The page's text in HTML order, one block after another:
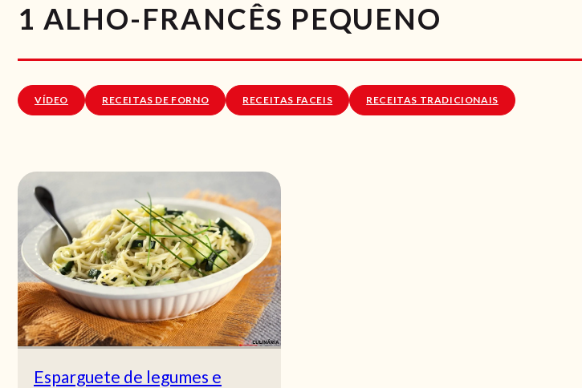
1 ALHO-FRANCÊS PEQUENO
VÍDEO RECEITAS DE FORNO RECEITAS FACEIS RECEITAS TRADICIONAIS
Esparguete de legumes e